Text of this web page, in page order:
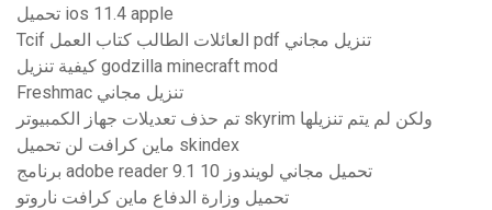
تحميل ios 11.4 apple
Tcif العائلات الطالب كتاب العمل pdf تنزيل مجاني
كيفية تنزيل godzilla minecraft mod
Freshmac تنزيل مجاني
تم حذف تعديلات جهاز الكمبيوتر skyrim ولكن لم يتم تنزيلها
ماين كرافت لن تحميل skindex
برنامج adobe reader 9.1 تحميل مجاني لويندوز 10
تحميل وزارة الدفاع ماين كرافت ناروتو